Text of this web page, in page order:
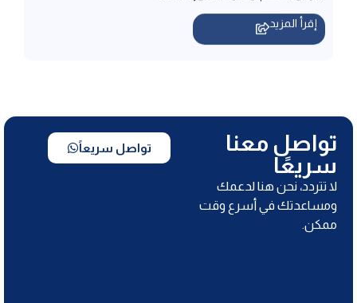
تواصل معنا
سريعًا
لا تتردد، نحن هنا لدعمك
ومساعدتك في أسرع وقت
ممكن.
تواصل سريعاً